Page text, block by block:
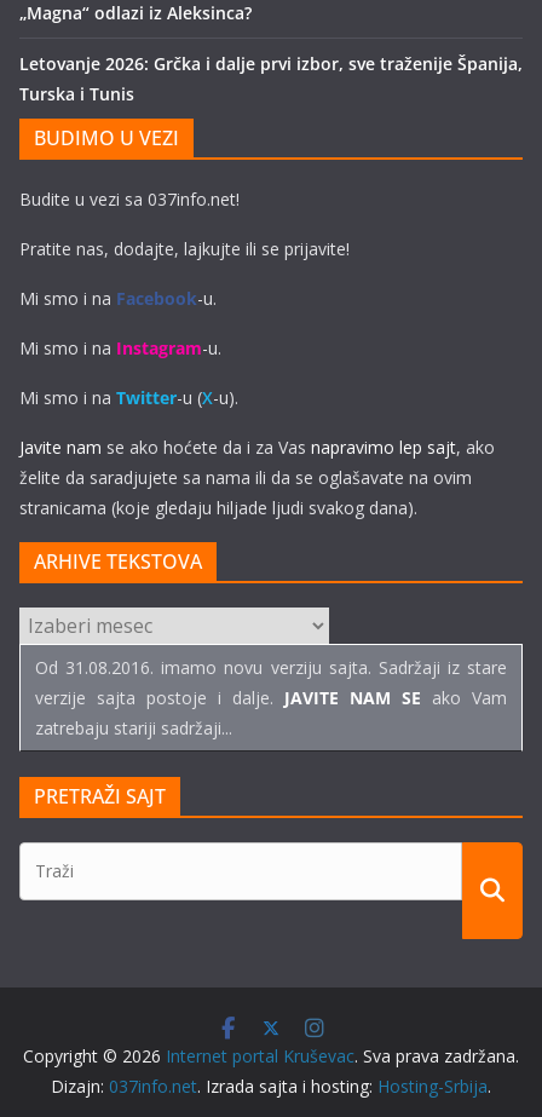
„Magna“ odlazi iz Aleksinca?
Letovanje 2026: Grčka i dalje prvi izbor, sve traženije Španija,
Turska i Tunis
BUDIMO U VEZI
Budite u vezi sa 037info.net!
Pratite nas, dodajte, lajkujte ili se prijavite!
Mi smo i na Facebook-u.
Mi smo i na Instagram-u.
Mi smo i na Twitter-u (X-u).
Javite nam se ako hoćete da i za Vas napravimo lep sajt, ako
želite da saradjujete sa nama ili da se oglašavate na ovim
stranicama (koje gledaju hiljade ljudi svakog dana).
ARHIVE TEKSTOVA
ARHIVE
TEKSTOVA
Od 31.08.2016. imamo novu verziju sajta. Sadržaji iz stare
verzije sajta postoje i dalje. JAVITE NAM SE ako Vam
zatrebaju stariji sadržaji...
PRETRAŽI SAJT
Copyright © 2026 Internet portal Kruševac. Sva prava zadržana.
Dizajn: 037info.net. Izrada sajta i hosting: Hosting-Srbija.